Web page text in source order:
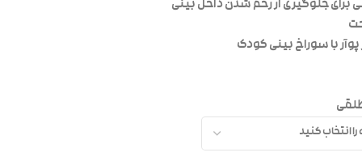
برای جلوگیری از زخم شدن داخل بینی
با سوراخ بینی کودک